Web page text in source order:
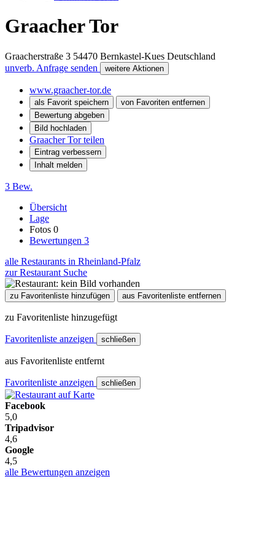
Graacher Tor
Graacherstraße 3 54470 Bernkastel-Kues Deutschland
unverb. Anfrage senden
weitere Aktionen
www.graacher-tor.de
als Favorit speichern
von Favoriten entfernen
Bewertung abgeben
Bild hochladen
Graacher Tor teilen
Eintrag verbessern
Inhalt melden
3 Bew.
Übersicht
Lage
Fotos 0
Bewertungen 3
alle Restaurants in Rheinland-Pfalz
zur Restaurant Suche
zu Favoritenliste hinzufügen aus Favoritenliste entfernen
zu Favoritenliste hinzugefügt
Favoritenliste anzeigen schließen
aus Favoritenliste entfernt
Favoritenliste anzeigen schließen
Facebook
5,0
Tripadvisor
4,6
Google
4,5
alle Bewertungen anzeigen